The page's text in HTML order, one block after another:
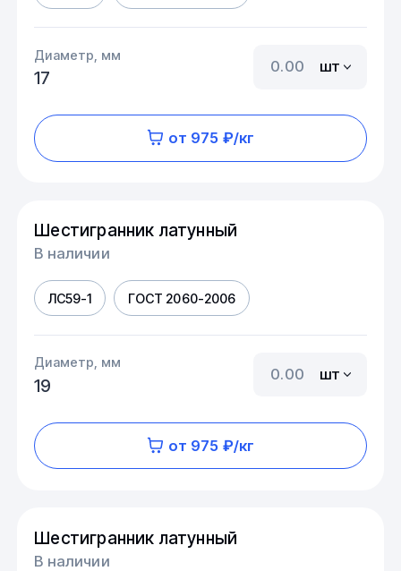
Диаметр, мм
17
шт
от 975 ₽/кг
Шестигранник латунный
В наличии
ЛС59-1 ГОСТ 2060-2006
Диаметр, мм
19
шт
от 975 ₽/кг
Шестигранник латунный
В наличии